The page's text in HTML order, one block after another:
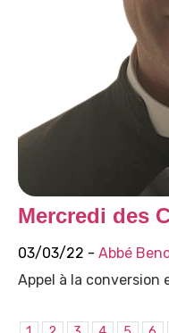
Mercredi des
03/03/22 - Abbé
Appel à la conversion